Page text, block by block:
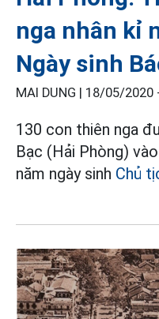
nga nhân kỉ
Ngày sinh
MAI DUNG | 18/05/2020
130 con thiên nga
Bạc (Hải Phòng)
năm ngày sinh Chủ